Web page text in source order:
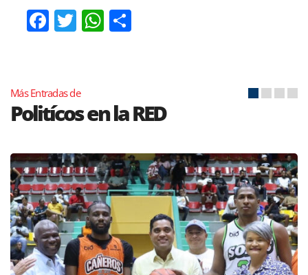
Facebook
TwitterWhatsApp
Más Entradas de
Politícos en la RED